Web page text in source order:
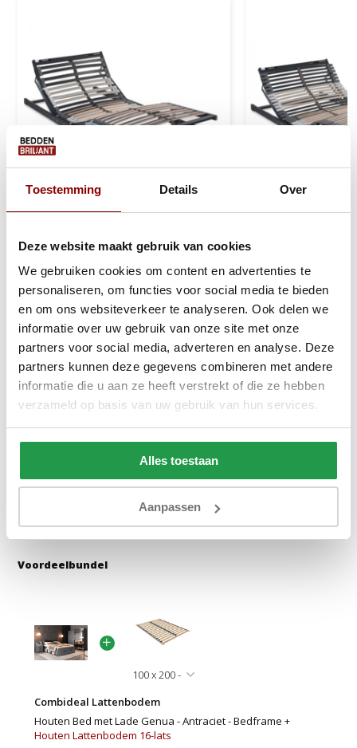
Toestemming Details Over
Deze website maakt gebruik van cookies
We gebruiken cookies om content en advertenties te
personaliseren, om functies voor social media te bieden
en om ons websiteverkeer te analyseren. Ook delen we
informatie over uw gebruik van onze site met onze
partners voor social media, adverteren en analyse. Deze
partners kunnen deze gegevens combineren met andere
informatie die u aan ze heeft verstrekt of die ze hebben
verzameld op basis van uw gebruik van hun services.
Alles toestaan
Aanpassen
Voordeelbundel
Combideal Lattenbodem
Houten Bed met Lade Genua - Antraciet - Bedframe +
Houten Lattenbodem 16-lats
Elektrische Lattenbodem 28
Ca. 5-10 werkdagen
316
Bekijken
Ca. 5-10
386
Bekijken